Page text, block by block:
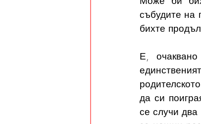
събудите на
бихте
Е,
да си
се случи